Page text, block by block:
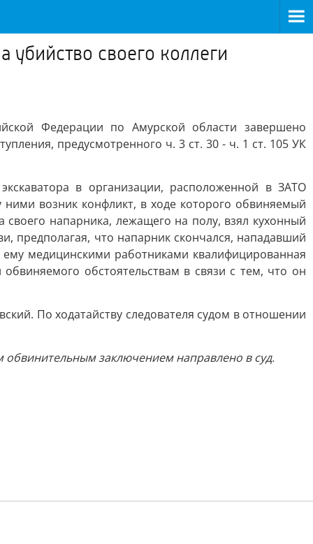
своего коллеги
Федерации по Амурской области завершено
предусмотренного ч. 3 ст. 30 - ч. 1 ст. 105 УК
в организации, расположенной в ЗАТО
возник конфликт, в ходе которого обвиняемый
напарника, лежащего на полу, взял кухонный
предполагая, что напарник скончался, нападавший
медицинскими работниками квалифицированная
обстоятельствам в связи с тем, что он
По ходатайству следователя судом в отношении
обвинительным заключением направлено в суд.